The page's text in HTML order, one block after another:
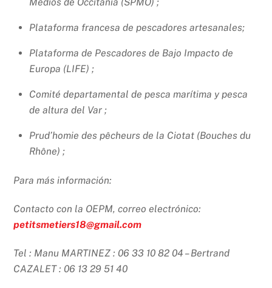
Plataforma francesa de pescadores artesanales;
Plataforma de Pescadores de Bajo Impacto de
Europa (LIFE) ;
Comité departamental de pesca marítima y pesca
de altura del Var ;
Prud’homie des pêcheurs de la Ciotat (Bouches du
Rhône) ;
Para más información:
Contacto con la OEPM, correo electrónico:
petitsmetiers18@gmail.com
Tel : Manu MARTINEZ : 06 33 10 82 04 – Bertrand
CAZALET : 06 13 29 51 40